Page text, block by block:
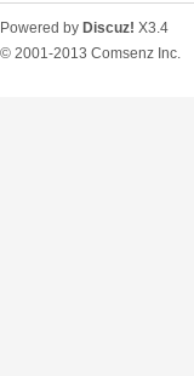
Powered by Discuz! X3.4
© 2001-2013 Comsenz Inc.